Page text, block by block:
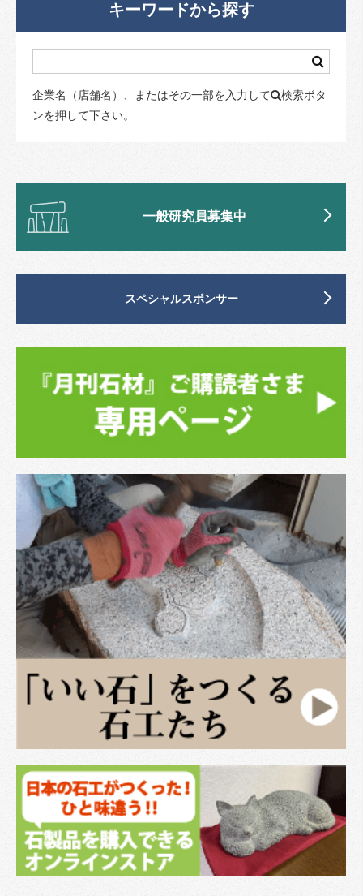
キーワードから探す
企業名（店舗名）、またはその一部を入力して
検索ボタ
ンを押して下さい。
一般研究員募集中
スペシャルスポンサー